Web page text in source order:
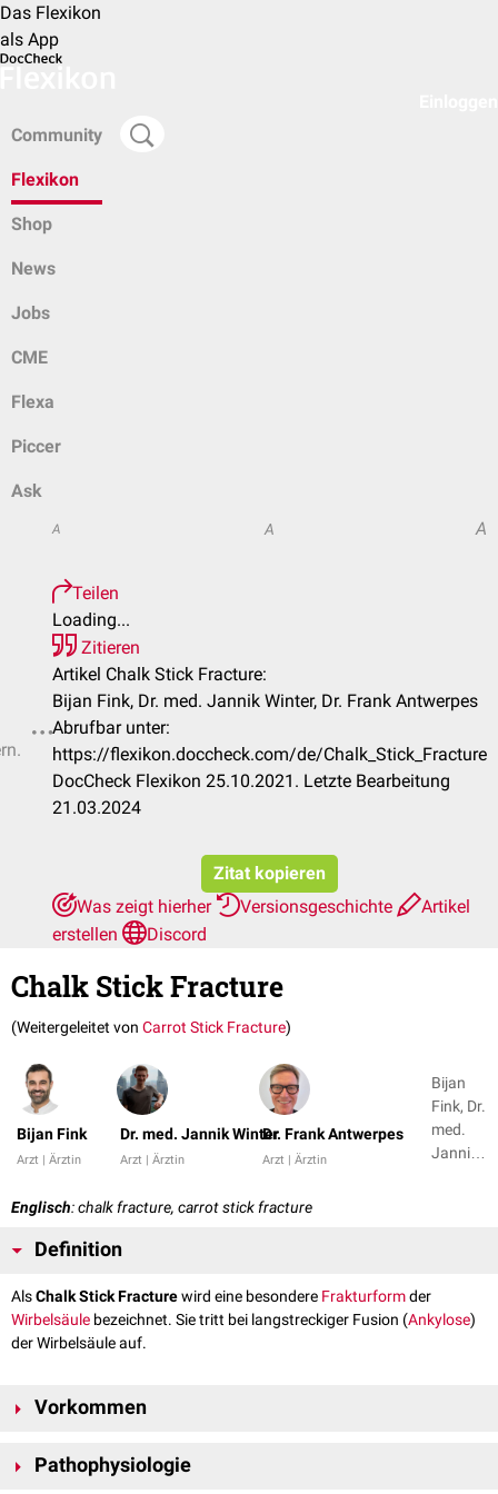
Das Flexikon
als App
Community
Flexikon
Shop
News
Jobs
CME
Flexa
Piccer
Ask
A A A
Teilen
Loading...
Zitieren
Artikel Chalk Stick Fracture:
Bijan Fink, Dr. med. Jannik Winter, Dr. Frank Antwerpes
Abrufbar unter:
https://flexikon.doccheck.com/de/Chalk_Stick_Fracture
DocCheck Flexikon 25.10.2021. Letzte Bearbeitung
21.03.2024
Zitat kopieren
Was zeigt hierher
Versionsgeschichte
Artikel
erstellen
Discord
Chalk Stick Fracture
(Weitergeleitet von Carrot Stick Fracture)
Bijan Fink
Arzt | Ärztin
Dr. med. Jannik Winter
Arzt | Ärztin
Dr. Frank Antwerpes
Arzt | Ärztin
Bijan
Fink, Dr.
med.
Jannik
Englisch: chalk fracture, carrot stick fracture
Definition
AlsChalk Stick Fracturewird eine besondere Frakturformder
Wirbelsäule bezeichnet. Sie tritt bei langstreckiger Fusion (Ankylose)
der Wirbelsäule auf.
Vorkommen
Seltenere Ursachen sind:
Pathophysiologie